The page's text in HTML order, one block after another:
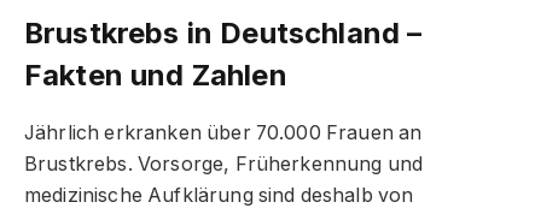
Brustkrebs in Deutschland –
Fakten und Zahlen
Jährlich erkranken über 70.000 Frauen an
Brustkrebs. Vorsorge, Früherkennung und
medizinische Aufklärung sind deshalb von